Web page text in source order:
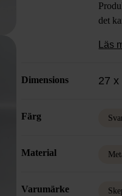
alla
inte
det
Läs
Dimensions 27 x
Färg
Material
Varumärke